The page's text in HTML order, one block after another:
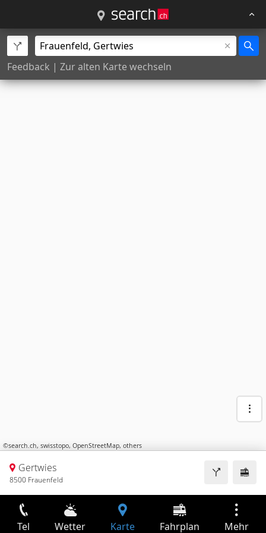
Feedback | Zur alten Karte wechseln
©search.ch, swisstopo, OpenStreetMap, others
Gertwies
8500 Frauenfeld
Tel Wetter Karte Fahrplan Mehr